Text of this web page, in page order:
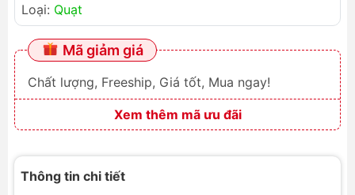
Loại: Quạt
Mã giảm giá
Chất lượng, Freeship, Giá tốt, Mua ngay!
Xem thêm mã ưu đãi
Thông tin chi tiết